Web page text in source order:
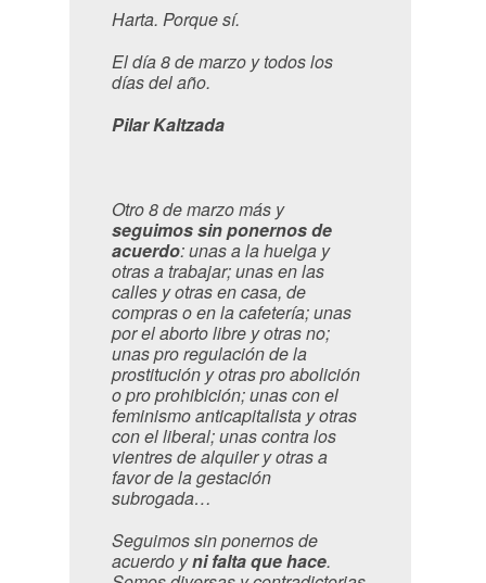
Harta. Porque sí.
El día 8 de marzo y todos los
días del año.
Pilar Kaltzada
Otro 8 de marzo más y
seguimos sin ponernos de
acuerdo: unas a la huelga y
otras a trabajar; unas en las
calles y otras en casa, de
compras o en la cafetería; unas
por el aborto libre y otras no;
unas pro regulación de la
prostitución y otras pro abolición
o pro prohibición; unas con el
feminismo anticapitalista y otras
con el liberal; unas contra los
vientres de alquiler y otras a
favor de la gestación
subrogada…
Seguimos sin ponernos de
acuerdo yni falta que hace.